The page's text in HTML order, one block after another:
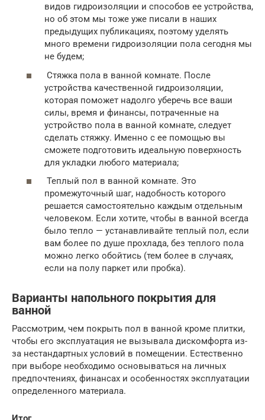
видов гидроизоляции и способов ее устройства,
но об этом мы тоже уже писали в наших
предыдущих публикациях, поэтому уделять
много времени гидроизоляции пола сегодня мы
не будем;
Стяжка пола в ванной комнате. После
устройства качественной гидроизоляции,
которая поможет надолго уберечь все ваши
силы, время и финансы, потраченные на
устройство пола в ванной комнате, следует
сделать стяжку. Именно с ее помощью вы
сможете подготовить идеальную поверхность
для укладки любого материала;
Теплый пол в ванной комнате. Это
промежуточный шаг, надобность которого
решается самостоятельно каждым отдельным
человеком. Если хотите, чтобы в ванной всегда
было тепло — устанавливайте теплый пол, если
вам более по душе прохлада, без теплого пола
можно легко обойтись (тем более в случаях,
если на полу паркет или пробка).
Варианты напольного покрытия для
ванной
Рассмотрим, чем покрыть пол в ванной кроме плитки,
чтобы его эксплуатация не вызывала дискомфорта из-
за нестандартных условий в помещении. Естественно
при выборе необходимо основываться на личных
предпочтениях, финансах и особенностях эксплуатации
определенного материала.